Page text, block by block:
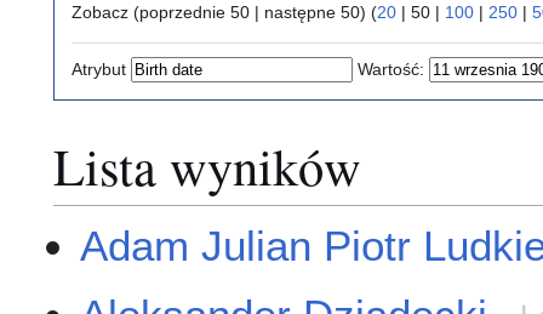
Zobacz (poprzednie 50 | następne 50) (20 | 50 | 100 | 250 |
Atrybut Wartość:
Lista wyników
Adam Julian Piotr